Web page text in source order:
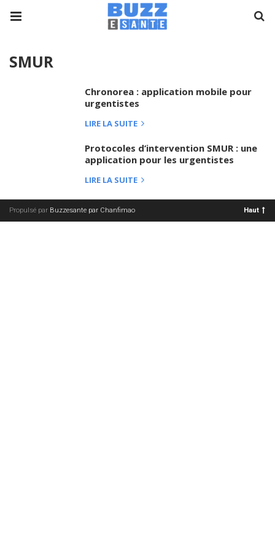
SMUR
Chronorea : application mobile pour
urgentistes
LIRE LA SUITE
Protocoles d’intervention SMUR : une
application pour les urgentistes
LIRE LA SUITE
Propulsé par Buzzesante par Chanfimao Haut